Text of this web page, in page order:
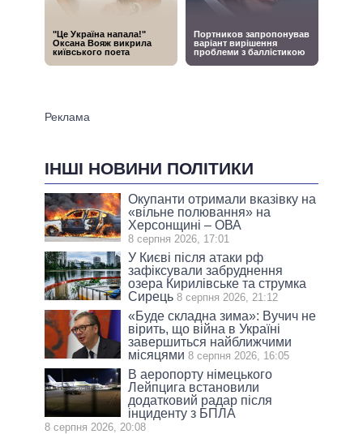
ІНШІ НОВИНИ ПОЛІТИКИ
Окупанти отримали вказівку на
«вільне полювання» на
Херсонщині – ОВА
8 серпня 2026, 17:01
У Києві після атаки рф
зафіксували забруднення
озера Кирилівське та струмка
Сирець 8 серпня 2026, 21:12
«Буде складна зима»: Вучич не
вірить, що війна в Україні
завершиться найближчими
місяцями 8 серпня 2026, 16:05
В аеропорту німецького
Лейпцига встановили
додатковий радар після
інциденту з БПЛА
8 серпня 2026, 20:08